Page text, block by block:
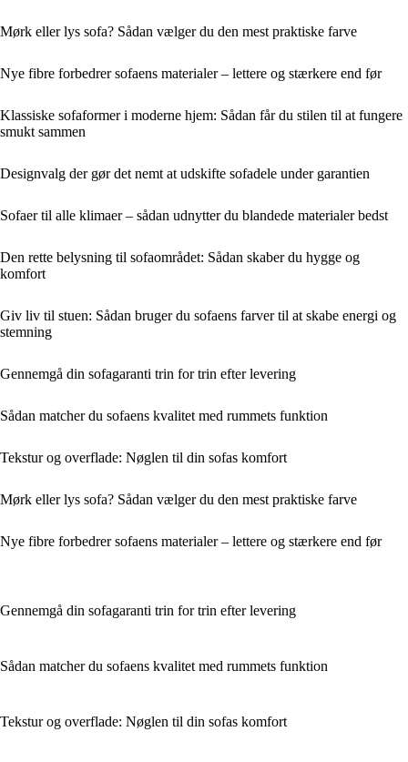
Mørk eller lys sofa? Sådan vælger du den mest praktiske farve
Nye fibre forbedrer sofaens materialer – lettere og stærkere end før
Klassiske sofaformer i moderne hjem: Sådan får du stilen til at fungere
smukt sammen
Designvalg der gør det nemt at udskifte sofadele under garantien
Sofaer til alle klimaer – sådan udnytter du blandede materialer bedst
Den rette belysning til sofaområdet: Sådan skaber du hygge og
komfort
Giv liv til stuen: Sådan bruger du sofaens farver til at skabe energi og
stemning
Gennemgå din sofagaranti trin for trin efter levering
Sådan matcher du sofaens kvalitet med rummets funktion
Tekstur og overflade: Nøglen til din sofas komfort
Mørk eller lys sofa? Sådan vælger du den mest praktiske farve
Nye fibre forbedrer sofaens materialer – lettere og stærkere end før
Gennemgå din sofagaranti trin for trin efter levering
Sådan matcher du sofaens kvalitet med rummets funktion
Tekstur og overflade: Nøglen til din sofas komfort